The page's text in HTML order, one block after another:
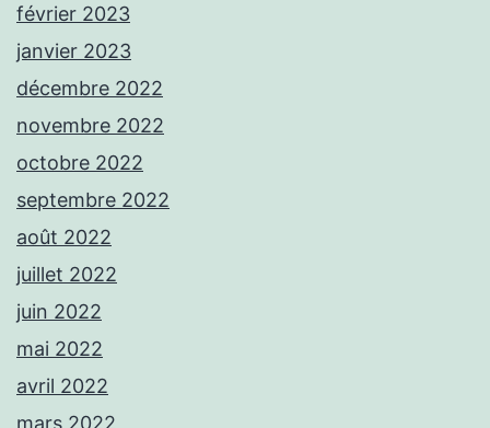
février 2023
janvier 2023
décembre 2022
novembre 2022
octobre 2022
septembre 2022
août 2022
juillet 2022
juin 2022
mai 2022
avril 2022
mars 2022